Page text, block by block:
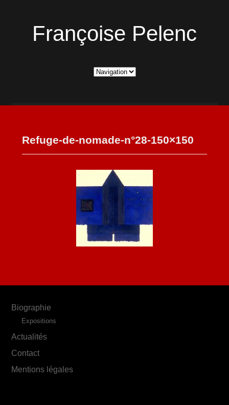
Françoise Pelenc
Refuge-de-nomade-n°28-150×150
Biographie
Expositions
Actualités
Contact
Mentions légales